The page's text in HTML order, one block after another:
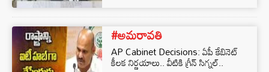
#అమరావతి
AP Cabinet Decisions: ఏపీ కేబినెట్‌
కీలక నిర్ణయాలు.. వీటికి గ్రీన్‌ సిగ్నల్‌..